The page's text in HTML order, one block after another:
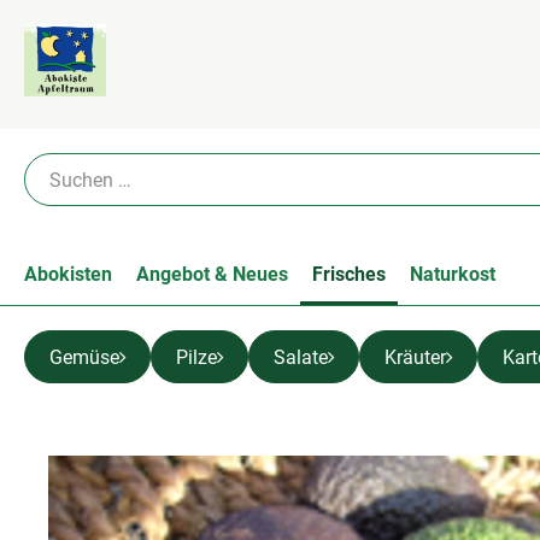
Abokisten Angebot & Neues Frisches Naturkost
Gemüse Pilze Salate Kräuter